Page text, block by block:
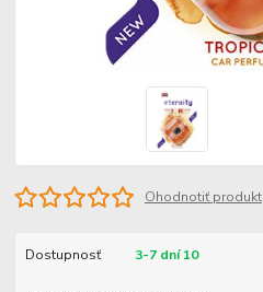
Ohodnotiť produkt
Dostupnosť 3-7 dní 10